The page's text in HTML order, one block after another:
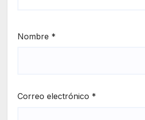
Nombre *
Correo electrónico *